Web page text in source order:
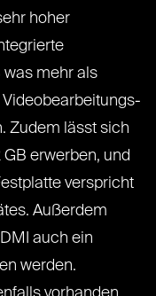
hoher
was mehr als
Zudem lässt sich
erwerben, und
verspricht
Außerdem
auch ein
werden.